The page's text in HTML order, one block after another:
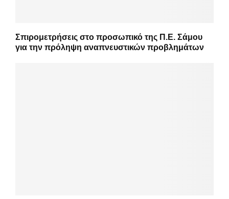
Σπιρομετρήσεις στο προσωπικό της Π.Ε. Σάμου
για την πρόληψη αναπνευστικών προβλημάτων